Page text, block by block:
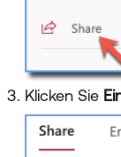
Klicken Sie